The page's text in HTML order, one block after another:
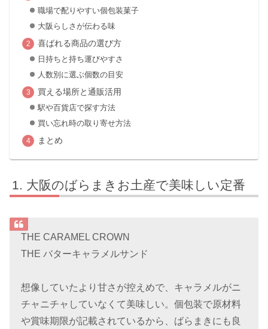
職場で配りやすい個包装菓子
大阪らしさが伝わる味
喜ばれる商品の選び方
日持ちと持ち運びやすさ
人数別に選ぶ個数の目安
買える場所と通販活用
駅や百貨店で探す方法
買い忘れ時の取り寄せ方法
まとめ
大阪のばらまきお土産で美味しい定番
THE CARAMEL CROWN
THE バターキャラメルサンド
想像していたより甘さが控えめで、キャラメルがニ
チャニチャしていなくて美味しい。個包装で原材料
や賞味期限が記載されているから、ばらまきにも良